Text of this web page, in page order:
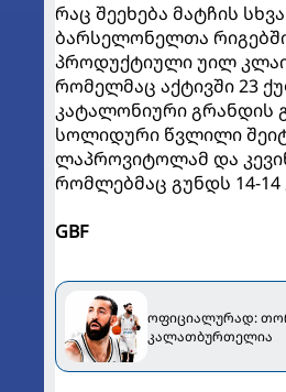
რაც შეეხება მატჩის
ბარსელონელთა
პროდუქტიული უილ
რომელმაც აქტივში 23
კატალონიური გრანდის
სოლიდური წვლილი
ლაპროვიტოლამ და
რომლებმაც გუნდს 14-14
GBF
ოფიციალურად:
კალათბურთელია